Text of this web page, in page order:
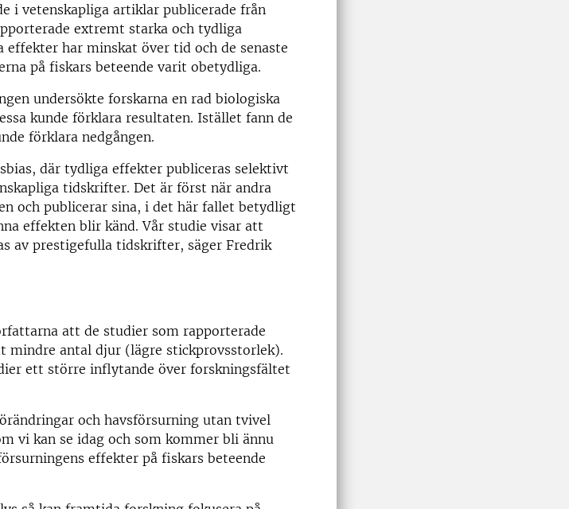
i vetenskapliga artiklar publicerade från
extremt starka och tydliga
har minskat över tid och de senaste
på fiskars beteende varit obetydliga.
undersökte forskarna en rad biologiska
kunde förklara resultaten. Istället fann de
förklara nedgången.
där tydliga effekter publiceras selektivt
tidskrifter. Det är först när andra
och publicerar sina, i det här fallet betydligt
effekten blir känd. Vår studie visar att
av prestigefulla tidskrifter, säger Fredrik
att de studier som rapporterade
mindre antal djur (lägre stickprovsstorlek).
ett större inflytande över forskningsfältet
och havsförsurning utan tvivel
vi kan se idag och som kommer bli ännu
effekter på fiskars beteende